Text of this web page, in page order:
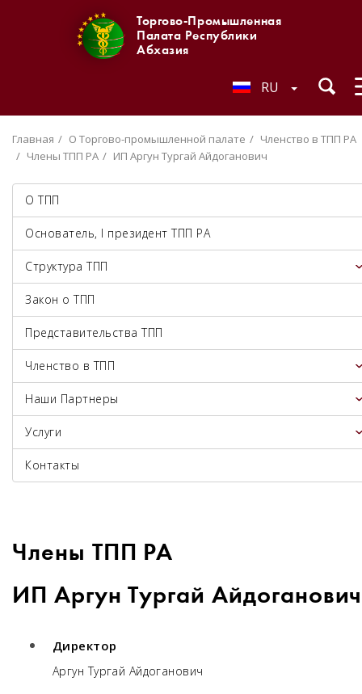
Торгово-Промышленная
Палата Республики
Абхазия
RU
Главная О Торгово-промышленной палате
Членство в ТПП РА
Члены ТПП РА
ИП Аргун Тургай Айдоганович
О ТПП
Основатель, I президент ТПП РА
Структура ТПП
Закон о ТПП
Представительства ТПП
Членство в ТПП
Наши Партнеры
Услуги
Контакты
Члены ТПП РА
ИП Аргун Тургай Айдоганович
Директор
Аргун Тургай Айдоганович